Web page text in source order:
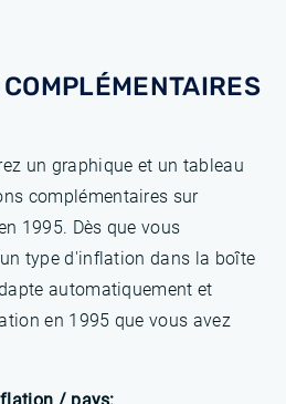
un graphique et un tableau
complémentaires sur
1995. Dès que vous
type d'inflation dans la boîte
automatiquement et
en 1995 que vous avez